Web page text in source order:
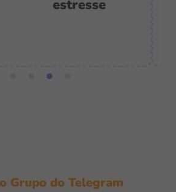
estresse
Grupo do Telegram